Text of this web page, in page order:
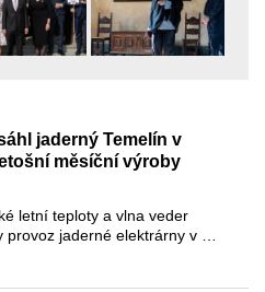
jaderný Temelín v
měsíční výroby
letní teploty a vlna veder
provoz jaderné elektrárny v …